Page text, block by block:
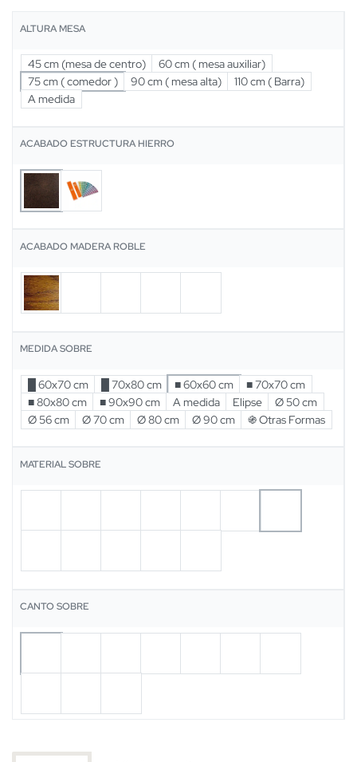
ALTURA MESA
45 cm (mesa de centro)
60 cm ( mesa auxiliar)
75 cm ( comedor )
90 cm ( mesa alta)
110 cm ( Barra)
A medida
ACABADO ESTRUCTURA HIERRO
ACABADO MADERA ROBLE
MEDIDA SOBRE
█ 60x70 cm █ 70x80 cm ■ 60x60 cm
■ 70x70 cm
■ 80x80 cm
■ 90x90 cm A medida Elipse
Ø 50 cm
Ø 56 cm
Ø 70 cm Ø 80 cm Ø 90 cm ֍ Otras Formas
MATERIAL SOBRE
CANTO SOBRE